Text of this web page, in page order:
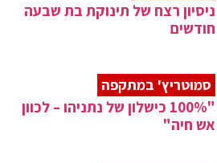
ניסיון רצח של תינוקת בת שבעה
חודשים
סמוטריץ' במתקפה
"100% כישלון של נתניהו – לכוון
אש חיה"